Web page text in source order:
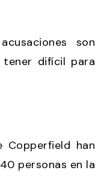
son
difícil para
Copperfield han
personas en la